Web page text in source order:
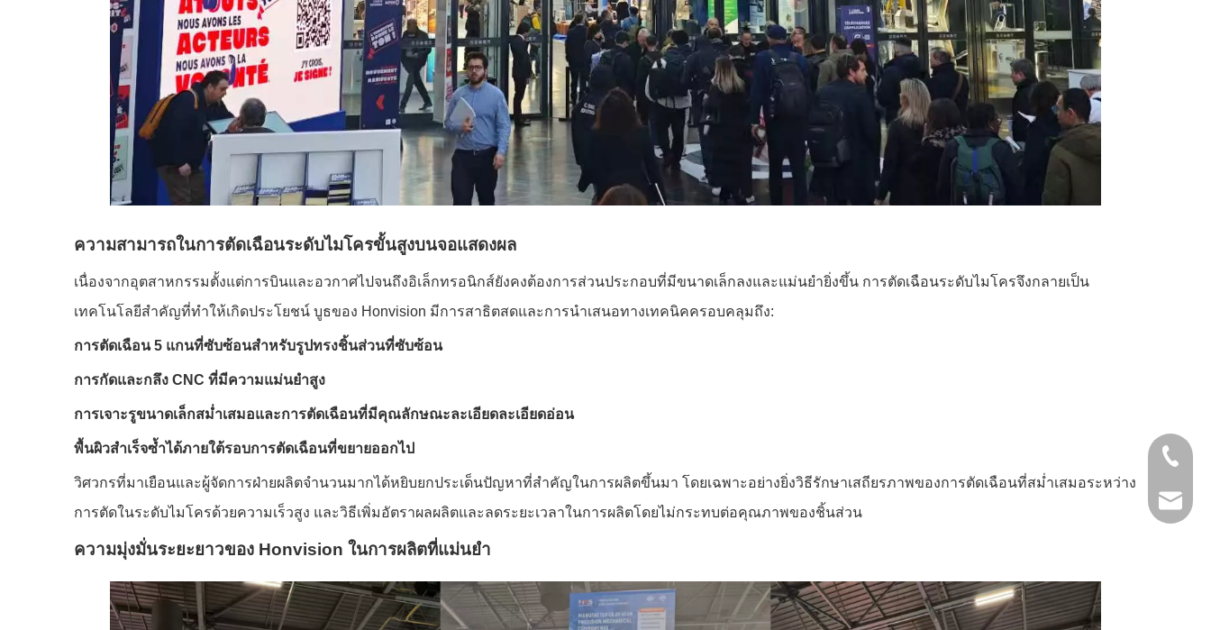
ความสามารถในการตัดเฉือนระดับไมโครขั้นสูงบนจอแสดงผล
เนื่องจากอุตสาหกรรมตั้งแต่การบินและอวกาศไปจนถึงอิเล็กทรอนิกส์ยังคงต้องการส่วนประกอบที่มีขนาดเล็กลงและแม่นยำยิ่งขึ้น การตัดเฉือนระดับไมโครจึงกลายเป็น
เทคโนโลยีสำคัญที่ทำให้เกิดประโยชน์ บูธของ Honvision มีการสาธิตสดและการนำเสนอทางเทคนิคครอบคลุมถึง:
การตัดเฉือน 5 แกนที่ซับซ้อนสำหรับรูปทรงชิ้นส่วนที่ซับซ้อน
การกัดและกลึง CNC ที่มีความแม่นยำสูง
การเจาะรูขนาดเล็กสม่ำเสมอและการตัดเฉือนที่มีคุณลักษณะละเอียดละเอียดอ่อน
พื้นผิวสำเร็จซ้ำได้ภายใต้รอบการตัดเฉือนที่ขยายออกไป
วิศวกรที่มาเยือนและผู้จัดการฝ่ายผลิตจำนวนมากได้หยิบยกประเด็นปัญหาที่สำคัญในการผลิตขึ้นมา โดยเฉพาะอย่างยิ่งวิธีรักษาเสถียรภาพของการตัดเฉือนที่สม่ำเสมอระหว่าง
การตัดในระดับไมโครด้วยความเร็วสูง และวิธีเพิ่มอัตราผลผลิตและลดระยะเวลาในการผลิตโดยไม่กระทบต่อคุณภาพของชิ้นส่วน
ความมุ่งมั่นระยะยาวของ Honvision ในการผลิตที่แม่นยำ
+86-